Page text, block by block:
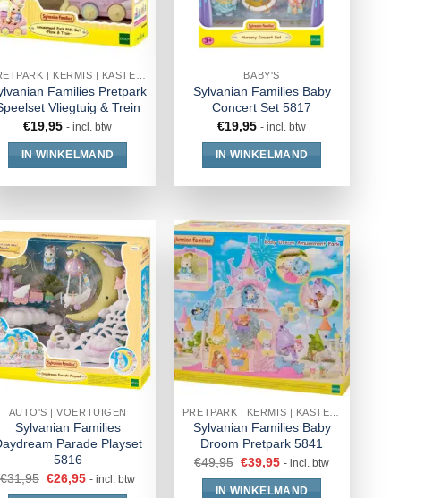
PRETPARK | KERMIS | KASTEEL
Families Pretpark
Vliegtuig & Trein
€19,95 - incl. btw
IN WINKELMAND
BABY'S
Sylvanian Families Baby
Concert Set 5817
€19,95 - incl. btw
IN WINKELMAND
AUTO'S | VOERTUIGEN
Sylvanian Families
Parade Playset
5816
€31,95 €26,95 - incl. btw
Sylvanian Families Baby
Droom Pretpark 5841
€49,95 €39,95 - incl. btw
IN WINKELMAND